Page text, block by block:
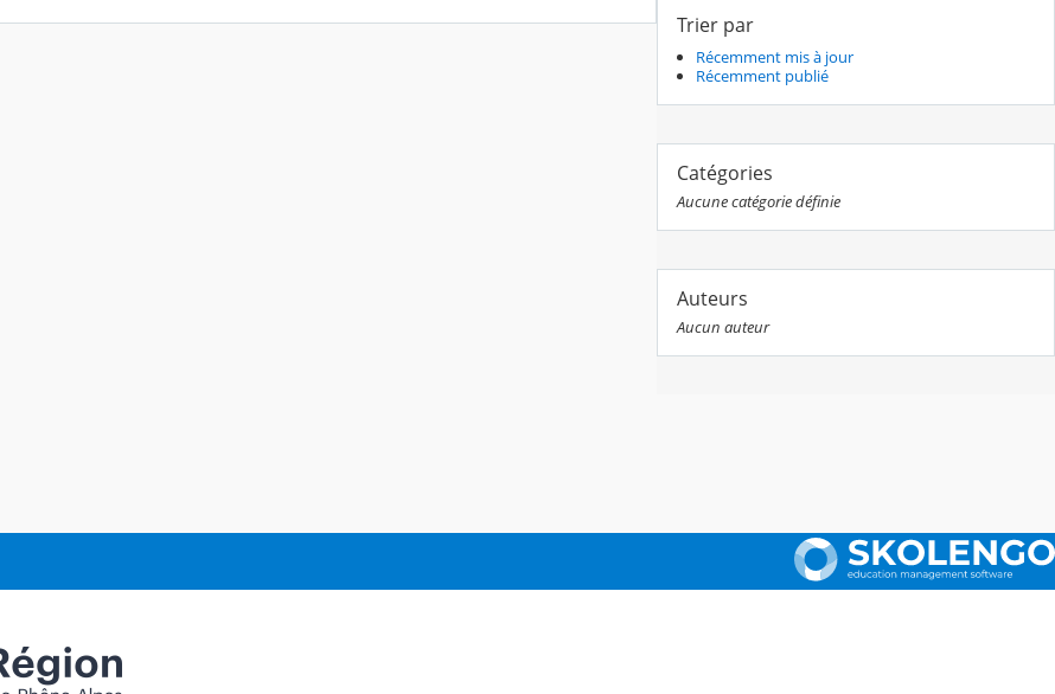
Trier par
Récemment mis à jour
Récemment publié
Catégories
Aucune catégorie définie
Auteurs
Aucun auteur